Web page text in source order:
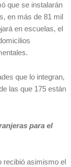
que se instalarán
en más de 81 mil
en escuelas, el
que lo integran,
las que 175 están
para el
recibió asimismo el